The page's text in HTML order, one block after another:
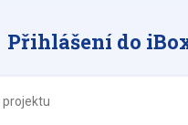
Přihlášení do